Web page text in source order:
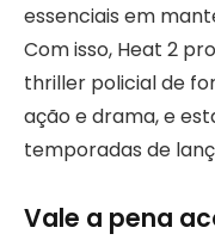
essenciais em
Com isso, Heat 2
thriller policial de
ação e drama, e
temporadas de
Vale a pena